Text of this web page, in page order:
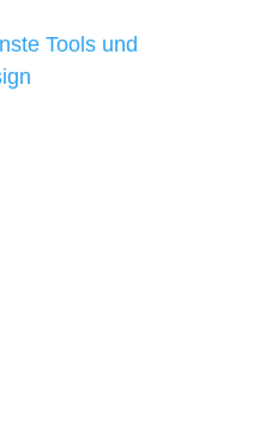
Tools und